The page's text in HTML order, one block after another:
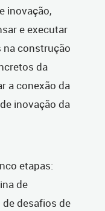
inovação,
e executar
na construção
da
a conexão da
inovação da
etapas:
de
desafios de